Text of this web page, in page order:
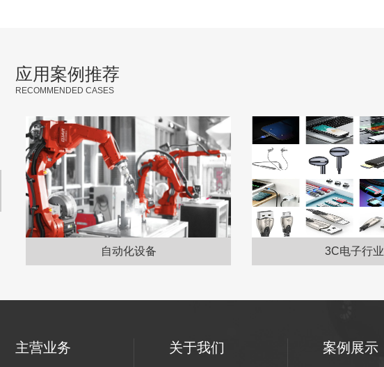
应用案例推荐
RECOMMENDED CASES
自动化设备 3C电子行业
主营业务 关于我们 案例展示